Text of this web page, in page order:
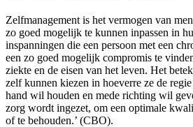
Zelfmanagement is het vermogen van
zo goed mogelijk te kunnen inpassen in
inspanningen die een persoon met een
een zo goed mogelijk compromis te
ziekte en de eisen van het leven. Het
zelf kunnen kiezen in hoeverre ze de
hand wil houden en mede richting wil
zorg wordt ingezet, om een optimale
of te behouden.’ (CBO).